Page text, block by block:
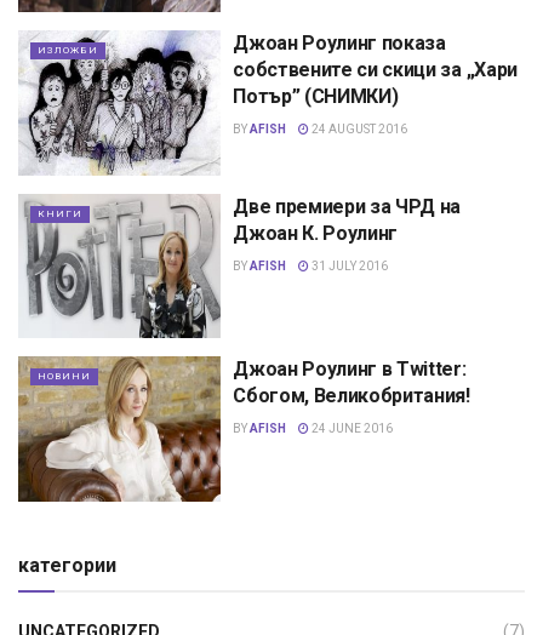
ИЗЛОЖБИ
Джоан Роулинг показа
собствените си скици за „Хари
Потър” (СНИМКИ)
BYAFISH 24 AUGUST 2016
КНИГИ
Две премиери за ЧРД на
Джоан К. Роулинг
BYAFISH 31 JULY 2016
НОВИНИ
Джоан Роулинг в Twitter:
Сбогом, Великобритания!
BYAFISH 24 JUNE 2016
категории
UNCATEGORIZED (7)